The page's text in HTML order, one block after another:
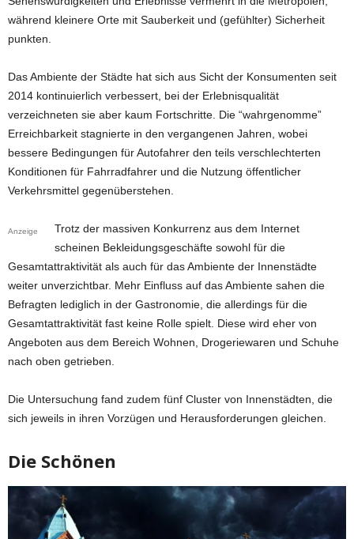
während kleinere Orte mit Sauberkeit und (gefühlter) Sicherheit
punkten.
Das Ambiente der Städte hat sich aus Sicht der Konsumenten seit
2014 kontinuierlich verbessert, bei der Erlebnisqualität
verzeichneten sie aber kaum Fortschritte. Die “wahrgenomme”
Erreichbarkeit stagnierte in den vergangenen Jahren, wobei
bessere Bedingungen für Autofahrer den teils verschlechterten
Konditionen für Fahrradfahrer und die Nutzung öffentlicher
Verkehrsmittel gegenüberstehen.
Anzeige
Trotz der massiven Konkurrenz aus dem Internet
scheinen Bekleidungsgeschäfte sowohl für die
Gesamtattraktivität als auch für das Ambiente der Innenstädte
weiter unverzichtbar. Mehr Einfluss auf das Ambiente sahen die
Befragten lediglich in der Gastronomie, die allerdings für die
Gesamtattraktivität fast keine Rolle spielt. Diese wird eher von
Angeboten aus dem Bereich Wohnen, Drogeriewaren und Schuhe
nach oben getrieben.
Die Untersuchung fand zudem fünf Cluster von Innenstädten, die
sich jeweils in ihren Vorzügen und Herausforderungen gleichen.
Die Schönen